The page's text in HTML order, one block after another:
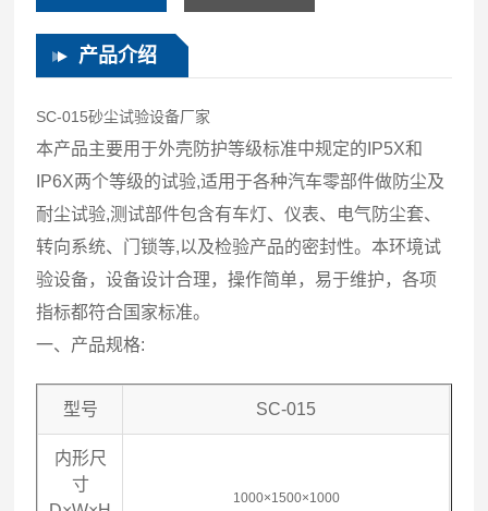
产品介绍
SC-015砂尘试验设备厂家
本产品主要用于外壳防护等级标准中规定的IP5X和
IP6X两个等级的试验,适用于各种汽车零部件做防尘及
耐尘试验,测试部件包含有车灯、仪表、电气防尘套、
转向系统、门锁等,以及检验产品的密封性。本环境试
验设备，设备设计合理，操作简单，易于维护，各项
指标都符合国家标准。
一、产品规格:
型号 SC-015
内形尺
寸
1000×1500×1000